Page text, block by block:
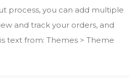
process, you can add multiple
and track your orders, and
text from: Themes > Theme